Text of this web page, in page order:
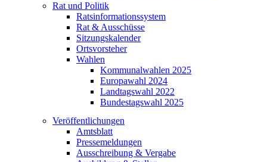
Rat und Politik
Ratsinformationssystem
Rat & Ausschüsse
Sitzungskalender
Ortsvorsteher
Wahlen
Kommunalwahlen 2025
Europawahl 2024
Landtagswahl 2022
Bundestagswahl 2025
Veröffentlichungen
Amtsblatt
Pressemeldungen
Ausschreibung & Vergabe